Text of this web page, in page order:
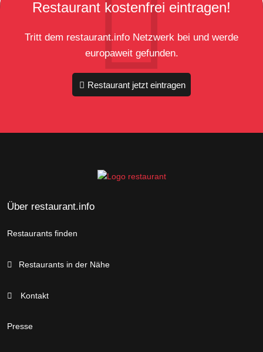
Restaurant kostenfrei eintragen!
Tritt dem restaurant.info Netzwerk bei und werde
europaweit gefunden.
Restaurant jetzt eintragen
Über restaurant.info
Restaurants finden
Restaurants in der Nähe
Kontakt
Presse